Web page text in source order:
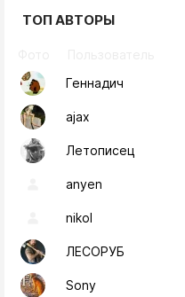
ТОП АВТОРЫ
Геннадич
ajax
Летописец
anyen
nikol
ЛЕСОРУБ
Sony